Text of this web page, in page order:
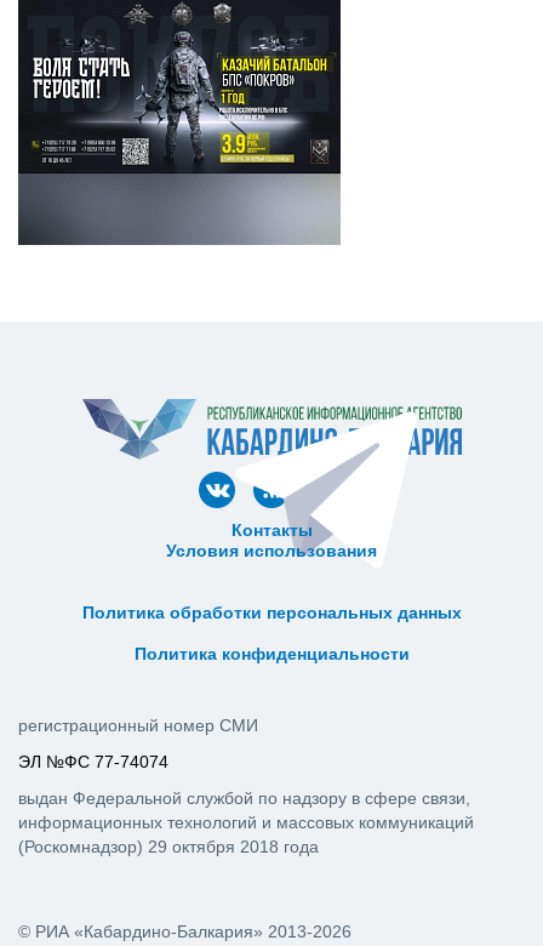
Контакты
Условия использования
Политика обработки персональных данных
Политика конфиденциальности
© РИА «Кабардино-Балкария» 2013-2026
регистрационный номер СМИ
ЭЛ №ФС 77-74074
выдан Федеральной службой по надзору в сфере связи,
информационных технологий и массовых коммуникаций
(Роскомнадзор) 29 октября 2018 года